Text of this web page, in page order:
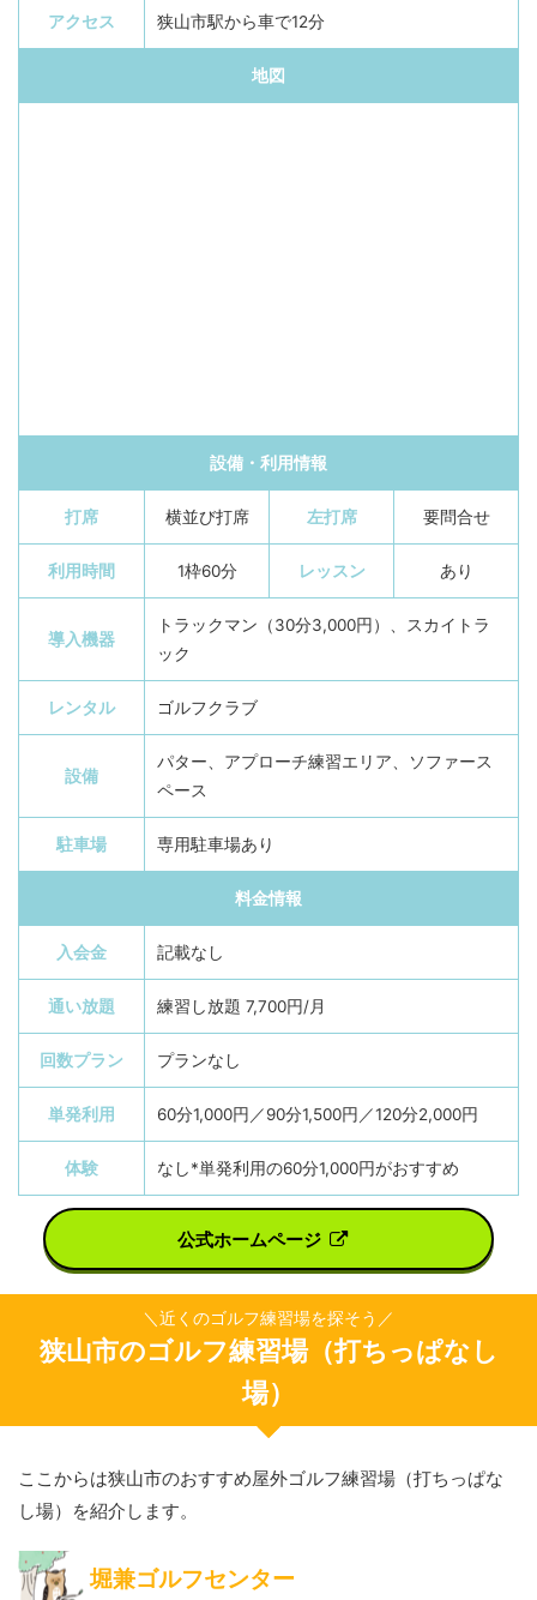
アクセス 狭山市駅から車で12分
地図
設備・利用情報
打席 横並び打席 左打席 要問合せ
利用時間 1枠60分 レッスン あり
導入機器
トラックマン（30分3,000円）、スカイトラ
ック
レンタル ゴルフクラブ
設備
パター、アプローチ練習エリア、ソファース
ペース
駐車場 専用駐車場あり
料金情報
入会金 記載なし
通い放題 練習し放題 7,700円/月
回数プラン プランなし
単発利用 60分1,000円／90分1,500円／120分2,000円
体験 なし*単発利用の60分1,000円がおすすめ
公式ホームページ
＼近くのゴルフ練習場を探そう／
狭山市のゴルフ練習場（打ちっぱなし
場）
ここからは狭山市のおすすめ屋外ゴルフ練習場（打ちっぱな
し場）を紹介します。
堀兼ゴルフセンター